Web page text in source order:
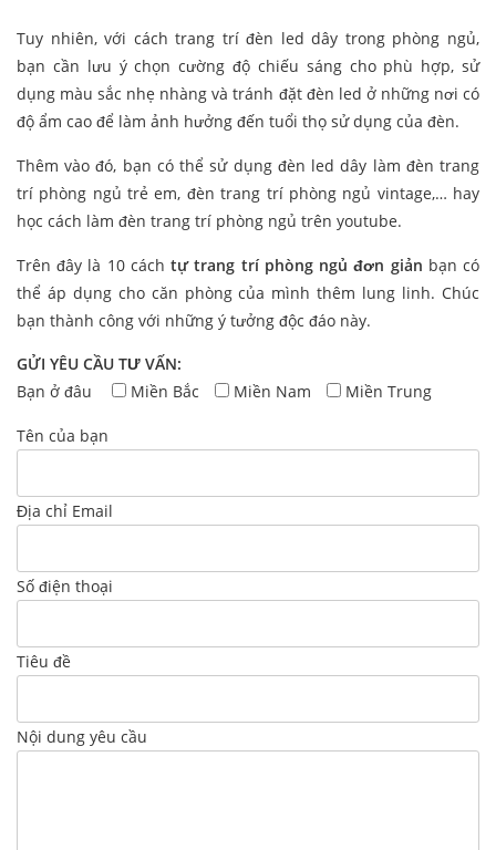
Tuy nhiên, với cách trang trí đèn led dây trong phòng ngủ,
bạn cần lưu ý chọn cường độ chiếu sáng cho phù hợp, sử
dụng màu sắc nhẹ nhàng và tránh đặt đèn led ở những nơi có
độ ẩm cao để làm ảnh hưởng đến tuổi thọ sử dụng của đèn.
Thêm vào đó, bạn có thể sử dụng đèn led dây làm đèn trang
trí phòng ngủ trẻ em, đèn trang trí phòng ngủ vintage,… hay
học cách làm đèn trang trí phòng ngủ trên youtube.
Trên đây là 10 cáchtự trang trí phòng ngủ đơn giản bạn có
thể áp dụng cho căn phòng của mình thêm lung linh. Chúc
bạn thành công với những ý tưởng độc đáo này.
GỬI YÊU CẦU TƯ VẤN:
Bạn ở đâu
Miền Bắc Miền Nam Miền Trung
Tên của bạn
Địa chỉ Email
Số điện thoại
Tiêu đề
Nội dung yêu cầu